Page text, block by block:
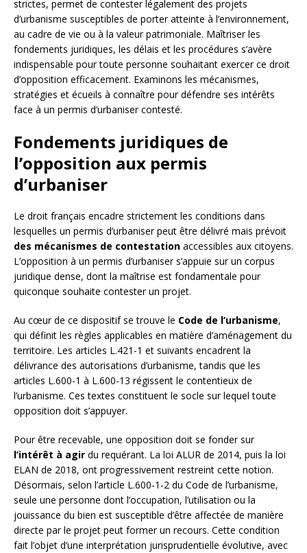
strictes, permet de contester légalement des projets
d’urbanisme susceptibles de porter atteinte à l’environnement,
au cadre de vie ou à la valeur patrimoniale. Maîtriser les
fondements juridiques, les délais et les procédures s’avère
indispensable pour toute personne souhaitant exercer ce droit
d’opposition efficacement. Examinons les mécanismes,
stratégies et écueils à connaître pour défendre ses intérêts
face à un permis d’urbaniser contesté.
Fondements juridiques de
l’opposition aux permis
d’urbaniser
Le droit français encadre strictement les conditions dans
lesquelles un permis d’urbaniser peut être délivré mais prévoit
des mécanismes de contestation accessibles aux citoyens.
L’opposition à un permis d’urbaniser s’appuie sur un corpus
juridique dense, dont la maîtrise est fondamentale pour
quiconque souhaite contester un projet.
Au cœur de ce dispositif se trouve le Code de l’urbanisme,
qui définit les règles applicables en matière d’aménagement du
territoire. Les articles L.421-1 et suivants encadrent la
délivrance des autorisations d’urbanisme, tandis que les
articles L.600-1 à L.600-13 régissent le contentieux de
l’urbanisme. Ces textes constituent le socle sur lequel toute
opposition doit s’appuyer.
Pour être recevable, une opposition doit se fonder sur
l’intérêt à agir du requérant. La loi ALUR de 2014, puis la loi
ELAN de 2018, ont progressivement restreint cette notion.
Désormais, selon l’article L.600-1-2 du Code de l’urbanisme,
seule une personne dont l’occupation, l’utilisation ou la
jouissance du bien est susceptible d’être affectée de manière
directe par le projet peut former un recours. Cette condition
fait l’objet d’une interprétation jurisprudentielle évolutive, avec